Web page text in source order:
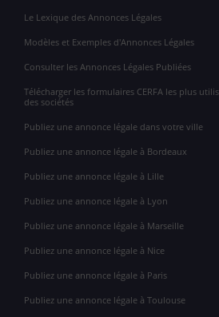
Le Lexique des Annonces Légales
Modèles et Exemples d'Annonces Légales
Consulter les Annonces Légales Publiées
Télécharger les formulaires CERFA les plus
des sociétés
Publiez une annonce légale dans votre ville
Publiez une annonce légale à Bordeaux
Publiez une annonce légale à Lille
Publiez une annonce légale à Lyon
Publiez une annonce légale à Marseille
Publiez une annonce légale à Nice
Publiez une annonce légale à Paris
Publiez une annonce légale à Toulouse